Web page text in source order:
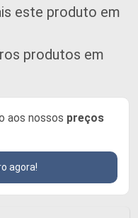
este produto em
produtos em
aos nossos preços
agora!